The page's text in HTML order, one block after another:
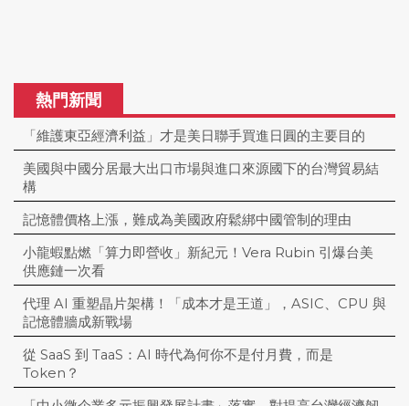
熱門新聞
「維護東亞經濟利益」才是美日聯手買進日圓的主要目的
美國與中國分居最大出口市場與進口來源國下的台灣貿易結
構
記憶體價格上漲，難成為美國政府鬆綁中國管制的理由
小龍蝦點燃「算力即營收」新紀元！Vera Rubin 引爆台美
供應鏈一次看
代理 AI 重塑晶片架構！「成本才是王道」，ASIC、CPU 與
記憶體牆成新戰場
從 SaaS 到 TaaS：AI 時代為何你不是付月費，而是
Token？